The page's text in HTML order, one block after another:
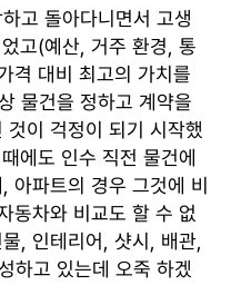
고 돌아다니면서 고생
고(예산, 거주 환경, 통
격 대비 최고의 가치를
물건을 정하고 계약을
이 걱정이 되기 시작했
에도 인수 직전 물건에
아파트의 경우 그것에 비
동차와 비교도 할 수 없
, 인테리어, 샷시, 배관,
하고 있는데 오죽 하겠